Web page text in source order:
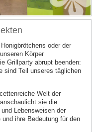
oder der
Körper
Grillparty abrupt beenden:
sind Teil unseres täglichen
Welt der
sie die
Lebensweisen der
ihre Bedeutung für den